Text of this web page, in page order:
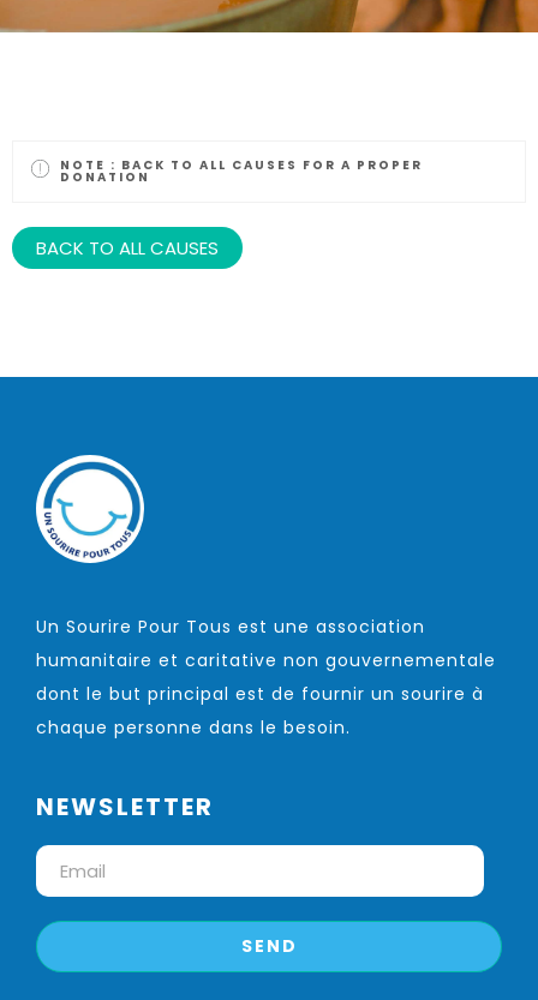
NOTE : BACK TO ALL CAUSES FOR A PROPER
DONATION
BACK TO ALL CAUSES
Un Sourire Pour Tous est une association
humanitaire et caritative non gouvernementale
dont le but principal est de fournir un sourire à
chaque personne dans le besoin.
NEWSLETTER